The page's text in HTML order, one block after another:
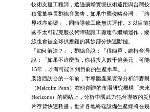
技術支援工程師，透過擴增實境技術遠距與台灣
積電董事長劉德音警告，如果中國侵略台灣：「
界秩序崩壞」，同時導致工廠無法運作。3 以目前
國不太可能克服技術障礙讓工廠運作繼續運作，
線也會被全球供應鏈的其餘部分快速斷鏈。
「如何解決？」，劉德音說：「很簡單，維持台
說：「如果不這麼做，你得投入數千億美元，可
15年，才有可能回到目前的生產水準。」
裴洛西訪台的一年前，半導體產業資深分析師麥爾
（Malcolm Penn）在他創辦的市場研究機構「未
Horizons）的網站上，分析中國武力犯台導致的
片存貨快速耗盡，世界各地終端設備生產線將在